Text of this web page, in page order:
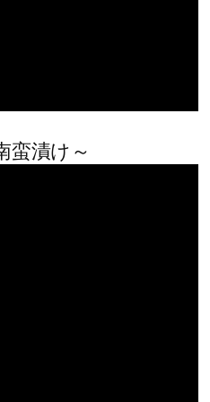
漬け～